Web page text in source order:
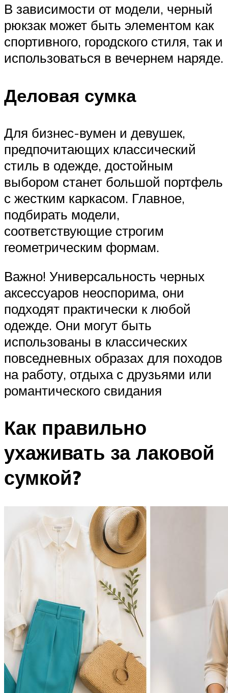
В зависимости от модели, черный
рюкзак может быть элементом как
спортивного, городского стиля, так и
использоваться в вечернем наряде.
Деловая сумка
Для бизнес-вумен и девушек,
предпочитающих классический
стиль в одежде, достойным
выбором станет большой портфель
с жестким каркасом. Главное,
подбирать модели,
соответствующие строгим
геометрическим формам.
Важно! Универсальность черных
аксессуаров неоспорима, они
подходят практически к любой
одежде. Они могут быть
использованы в классических
повседневных образах для походов
на работу, отдыха с друзьями или
романтического свидания
Как правильно
ухаживать за лаковой
сумкой?